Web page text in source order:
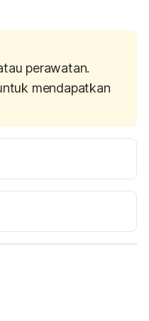
perawatan.
mendapatkan
2017